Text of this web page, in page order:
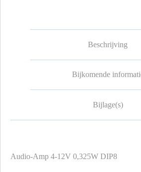
Beschrijving
Bijkomende
Bijlage(s)
Audio-Amp 4-12V 0,325W DIP8